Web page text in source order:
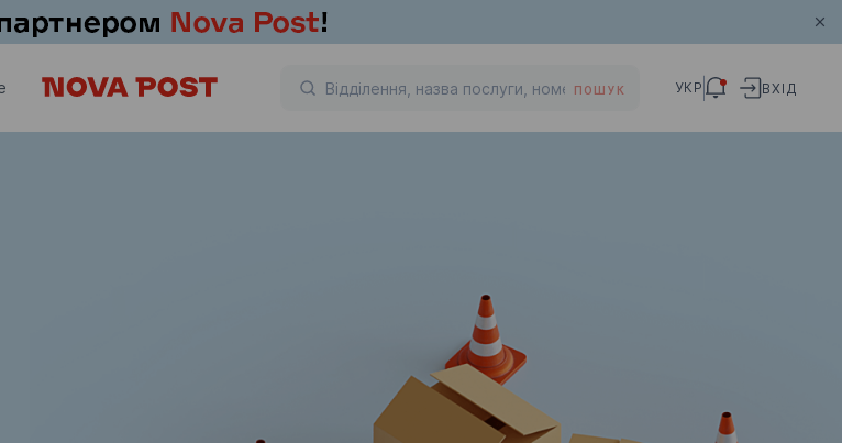
ПОШУК УКР ВХІД